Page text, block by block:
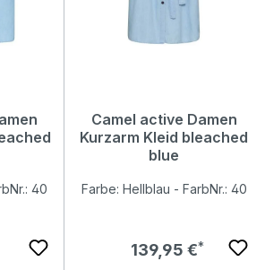
40
Preis:
Camel active Damen
Kurzarm Kleid bleached
blue
Farbe: Hellblau - FarbNr.: 40
Regulärer Preis:
139,95 €